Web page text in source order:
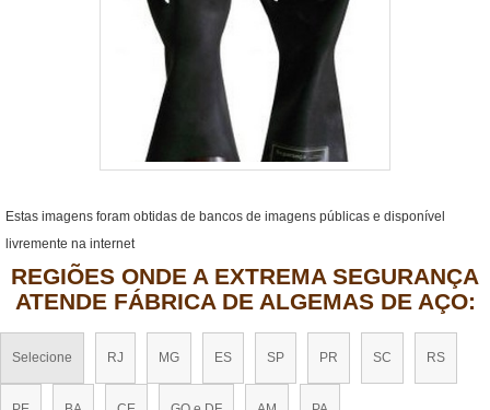
Estas imagens foram obtidas de bancos de imagens públicas e disponível
livremente na internet
REGIÕES ONDE A EXTREMA SEGURANÇA
ATENDE FÁBRICA DE ALGEMAS DE AÇO:
Selecione RJ MG ES SP PR SC RS